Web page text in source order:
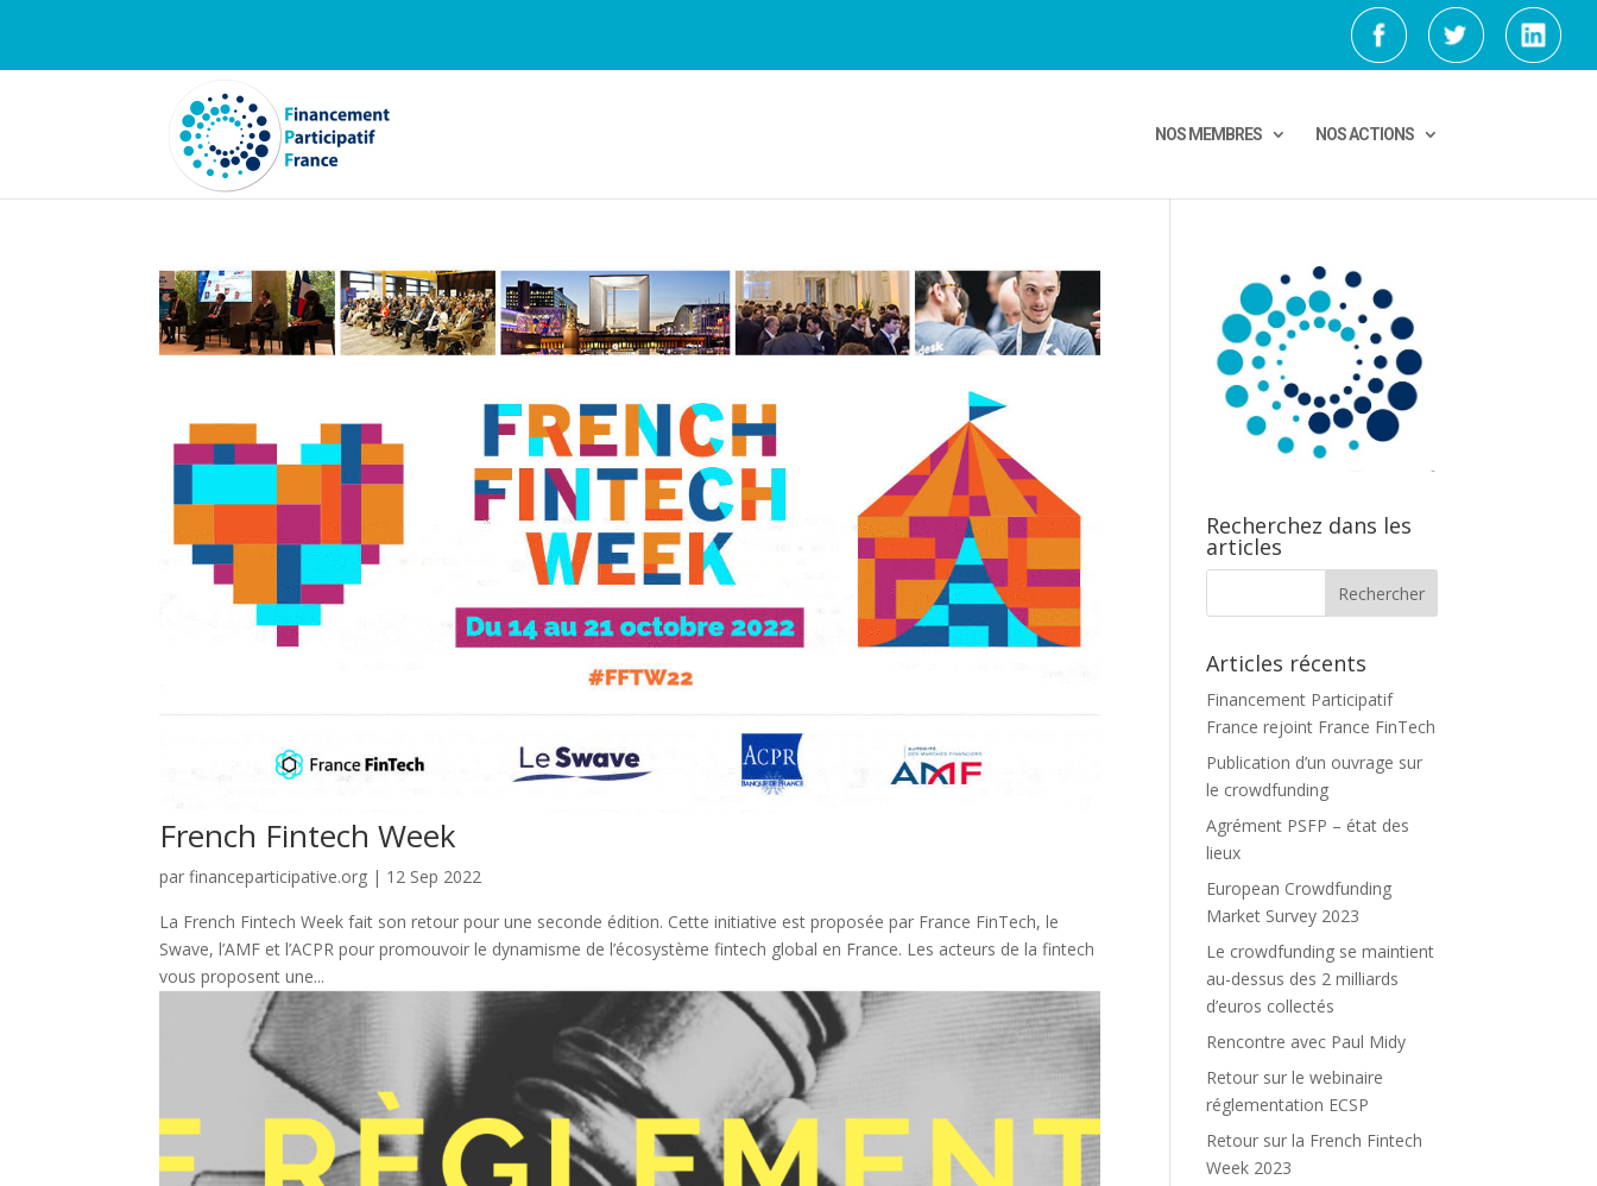
NOS MEMBRES NOS ACTIONS
French Fintech Week
parfinanceparticipative.org | 12 Sep 2022
La French Fintech Week fait son retour pour une seconde édition. Cette initiative est proposée par France FinTech, le
Swave, l’AMF et l’ACPR pour promouvoir le dynamisme de l’écosystème fintech global en France. Les acteurs de la fintech
vous proposent une...
Recherchez dans les
articles
Articles récents
Financement Participatif
France rejoint France FinTech
Publication d’un ouvrage sur
le crowdfunding
Agrément PSFP – état des
lieux
European Crowdfunding
Market Survey 2023
Le crowdfunding se maintient
au-dessus des 2 milliards
d’euros collectés
Rencontre avec Paul Midy
Retour sur le webinaire
réglementation ECSP
Retour sur la French Fintech
Week 2023